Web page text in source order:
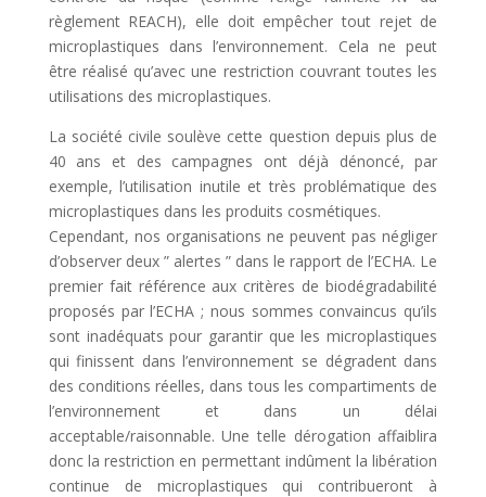
règlement REACH), elle doit empêcher tout rejet de
microplastiques dans l’environnement. Cela ne peut
être réalisé qu’avec une restriction couvrant toutes les
utilisations des microplastiques.
La société civile soulève cette question depuis plus de
40 ans et des campagnes ont déjà dénoncé, par
exemple, l’utilisation inutile et très problématique des
microplastiques dans les produits cosmétiques.
Cependant, nos organisations ne peuvent pas négliger
d’observer deux ” alertes ” dans le rapport de l’ECHA. Le
premier fait référence aux critères de biodégradabilité
proposés par l’ECHA ; nous sommes convaincus qu’ils
sont inadéquats pour garantir que les microplastiques
qui finissent dans l’environnement se dégradent dans
des conditions réelles, dans tous les compartiments de
l’environnement et dans un délai
acceptable/raisonnable. Une telle dérogation affaiblira
donc la restriction en permettant indûment la libération
continue de microplastiques qui contribueront à